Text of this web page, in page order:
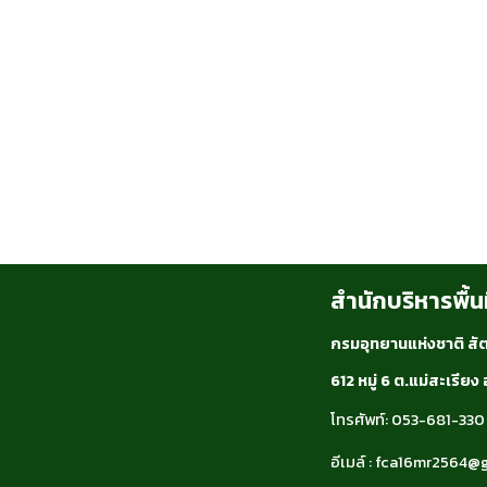
สำนักบริหารพื้น
กรมอุทยานแห่งชาติ สั
612 หมู่ 6 ต.แม่สะเรีย
โทรศัพท์: 053-681-
อีเมล์ :